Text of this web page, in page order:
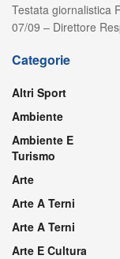
Testata giornalistica
07/09 – Direttore
Categorie
Altri Sport
Ambiente
Ambiente E
Turismo
Arte
Arte A Terni
Arte A Terni
Arte E Cultura